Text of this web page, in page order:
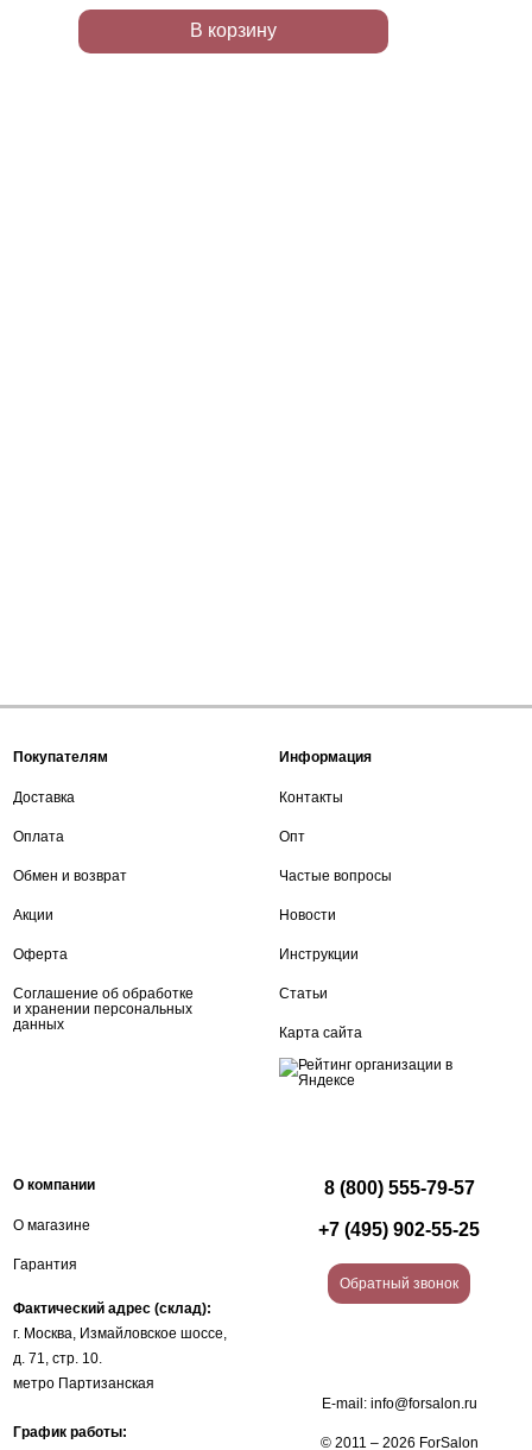
В корзину
Покупателям
Доставка
Оплата
Обмен и возврат
Акции
Оферта
Соглашение об обработке
и хранении персональных
данных
Информация
Контакты
Опт
Частые вопросы
Новости
Инструкции
Статьи
Карта сайта
О компании
О магазине
Гарантия
Фактический адрес (склад):
г. Москва, Измайловское шоссе,
д. 71, стр. 10.
метро Партизанская
График работы:
8 (800) 555-79-57
+7 (495) 902-55-25
Обратный звонок
E-mail: info@forsalon.ru
© 2011 – 2026 ForSalon